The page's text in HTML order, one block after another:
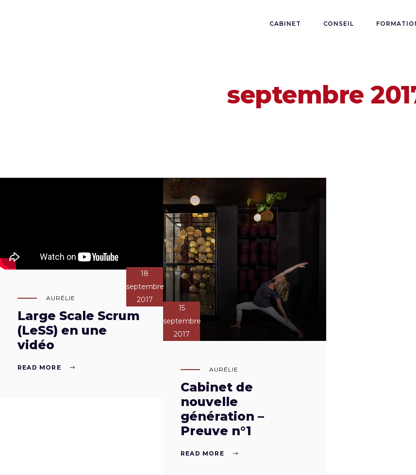
CABINET CONSEIL
septembre
18
septembre
2017
AURÉLIE
Large Scale Scrum
(LeSS) en une
vidéo
READ MORE
15
septembre
2017
AURÉLIE
Cabinet de
nouvelle
génération –
Preuve n°1
READ MORE